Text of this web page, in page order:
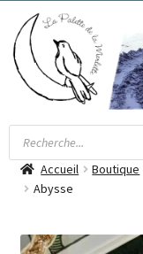
Accueil Boutique
Abysse